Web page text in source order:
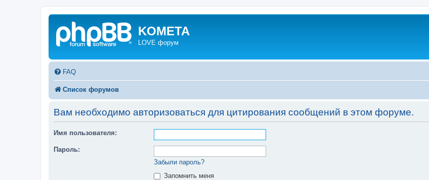
KOMETA
LOVE форум
FAQ
Список форумов
Вам необходимо авторизоваться для цитирования сообщений в этом форуме.
Имя пользователя:
Пароль:
Забыли пароль?
Запомнить меня